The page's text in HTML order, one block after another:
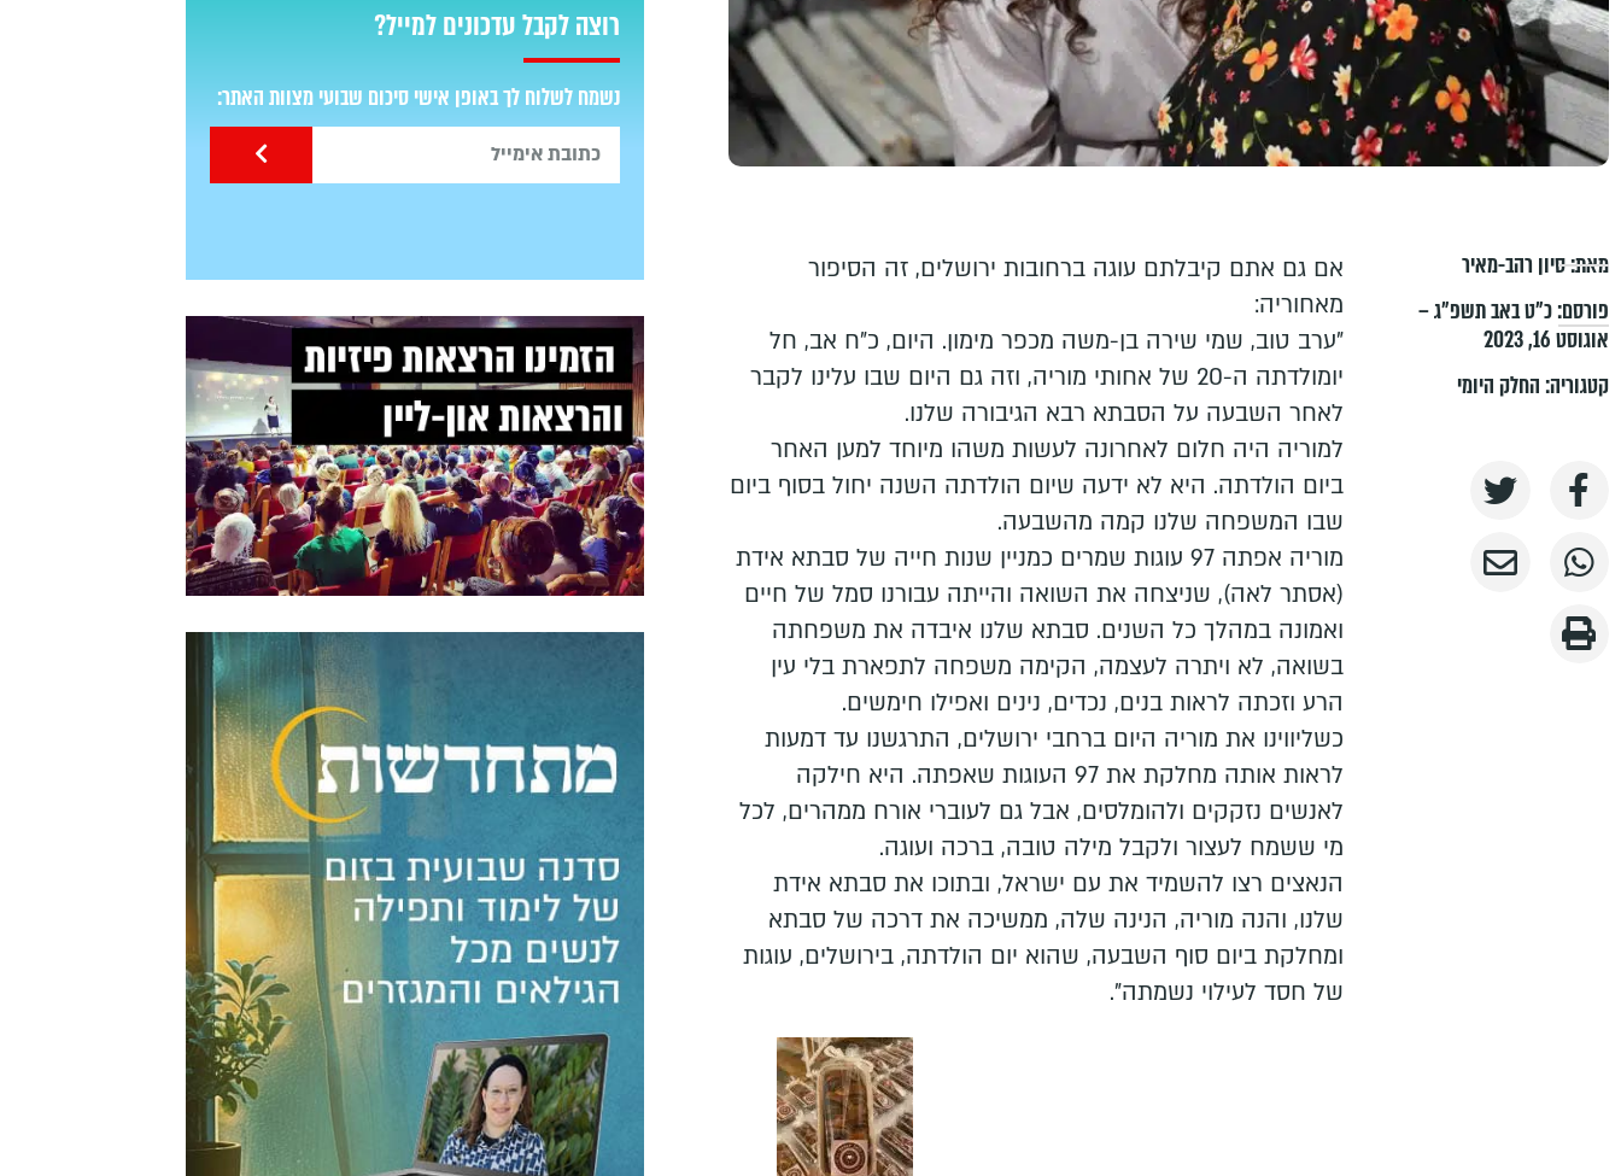
מאת:סיון רהב-מאיר
פורסם:כ״ט באב תשפ״ג –
אוגוסט 16, 2023
קטגוריה:החלק היומי
אם גם אתם קיבלתם עוגה ברחובות ירושלים, זה הסיפור
מאחוריה:
"ערב טוב, שמי שירה בן-משה מכפר מימון. היום, כ"ח אב, חל
יומולדתה ה-20 של אחותי מוריה, וזה גם היום שבו עלינו לקבר
לאחר השבעה על הסבתא רבא הגיבורה שלנו.
למוריה היה חלום לאחרונה לעשות משהו מיוחד למען האחר
ביום הולדתה. היא לא ידעה שיום הולדתה השנה יחול בסוף ביום
שבו המשפחה שלנו קמה מהשבעה.
מוריה אפתה 97 עוגות שמרים כמניין שנות חייה של סבתא אידת
(אסתר לאה), שניצחה את השואה והייתה עבורנו סמל של חיים
ואמונה במהלך כל השנים. סבתא שלנו איבדה את משפחתה
בשואה, לא ויתרה לעצמה, הקימה משפחה לתפארת בלי עין
הרע וזכתה לראות בנים, נכדים, נינים ואפילו חימשים.
כשליווינו את מוריה היום ברחבי ירושלים, התרגשנו עד דמעות
לראות אותה מחלקת את 97 העוגות שאפתה. היא חילקה
לאנשים נזקקים ולהומלסים, אבל גם לעוברי אורח ממהרים, לכל
מי ששמח לעצור ולקבל מילה טובה, ברכה ועוגה.
הנאצים רצו להשמיד את עם ישראל, ובתוכו את סבתא אידת
שלנו, והנה מוריה, הנינה שלה, ממשיכה את דרכה של סבתא
ומחלקת ביום סוף השבעה, שהוא יום הולדתה, בירושלים, עוגות
של חסד לעילוי נשמתה".
רוצה לקבל עדכונים למייל?
נשמח לשלוח לך באופן אישי סיכום שבועי מצוות האתר: